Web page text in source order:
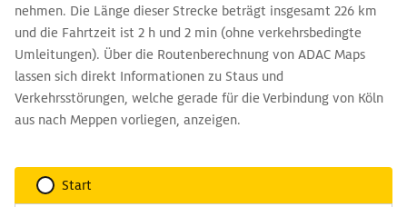
nehmen. Die Länge dieser Strecke beträgt insgesamt 226 km
und die Fahrtzeit ist 2 h und 2 min (ohne verkehrsbedingte
Umleitungen). Über die Routenberechnung von ADAC Maps
lassen sich direkt Informationen zu Staus und
Verkehrsstörungen, welche gerade für die Verbindung von Köln
aus nach Meppen vorliegen, anzeigen.
Start